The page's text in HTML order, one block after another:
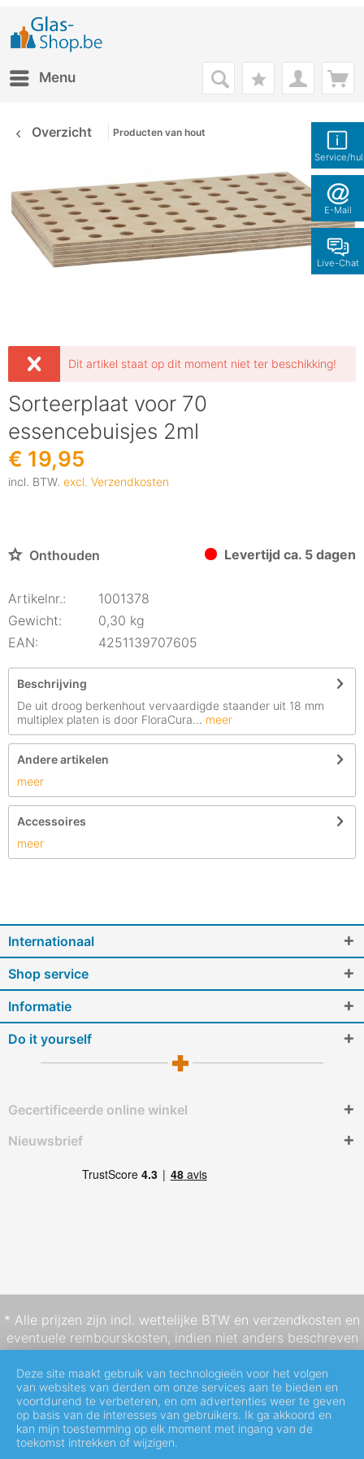
Service/
E-Mail
Live-Chat
Menu
Overzicht Producten van hout
Dit artikel staat op dit moment niet ter beschikking!
Sorteerplaat voor 70
essencebuisjes 2ml
€ 19,95
incl. BTW. excl. Verzendkosten
Onthouden Levertijd ca. 5 dagen
Artikelnr.:
1001378
Gewicht:
0,30 kg
EAN:
4251139707605
Beschrijving
De uit droog berkenhout vervaardigde staander uit 18 mm
multiplex platen is door FloraCura... meer
Andere artikelen
meer
Accessoires
meer
Internationaal
Shop service
Informatie
Do it yourself
Gecertificeerde online winkel
Nieuwsbrief
* Alle prijzen zijn incl. wettelijke BTW en verzendkosten en
eventuele rembourskosten, indien niet anders beschreven
Deze site maakt gebruik van technologieën voor het volgen
van websites van derden om onze services aan te bieden en
voortdurend te verbeteren, en om advertenties weer te geven
op basis van de interesses van gebruikers. Ik ga akkoord en
kan mijn toestemming op elk moment met ingang van de
toekomst intrekken of wijzigen.